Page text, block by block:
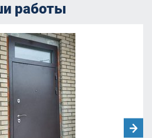
работы